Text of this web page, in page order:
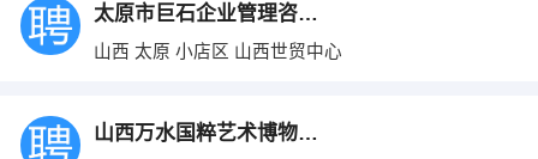
太原市巨石企业管理咨询有限公司
山西 太原 小店区 山西世贸中心
山西万水国粹艺术博物馆有限公司